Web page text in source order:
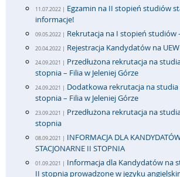
11.07.2022 | Egzamin na II stopień studiów
informacje!
09.05.2022 | Rekrutacja na I stopień studiów
20.04.2022 | Rejestracja Kandydatów na
24.09.2021 | Przedłużona rekrutacja na
stopnia – Filia w Jeleniej Górze
24.09.2021 | Dodatkowa rekrutacja na
stopnia – Filia w Jeleniej Górze
23.09.2021 | Przedłużona rekrutacja na
stopnia
08.09.2021 | INFORMACJA DLA
STACJONARNE II STOPNIA
01.09.2021 | Informacja dla Kandydatów na
II stopnia prowadzone w języku